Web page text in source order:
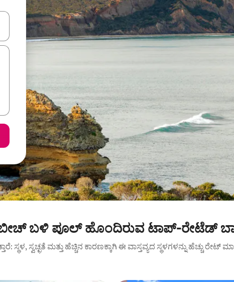
ನ್ಯಾವಿಗೇಟ್ ಮಾಡಿ ಅಥವಾ ಸ್ಪರ್ಶ ಅಥವಾ ಸ್ವೈಪ್ ಗೆಸ್ಚರ್‌ಗಳ ಮೂಲಕ ಅನ್ವೇಷಿಸಿ.
ಬೀಚ್ ಬಳಿ ಪೂಲ್ ಹೊಂದಿರುವ ಟಾಪ್-ರೇಟೆಡ್
ಸ್ಥಳ, ಸ್ವಚ್ಛತೆ ಮತ್ತು ಹೆಚ್ಚಿನ ಕಾರಣಕ್ಕಾಗಿ ಈ ವಾಸ್ತವ್ಯದ ಸ್ಥಳಗಳನ್ನು ಹೆಚ್ಚು ರೇಟ್